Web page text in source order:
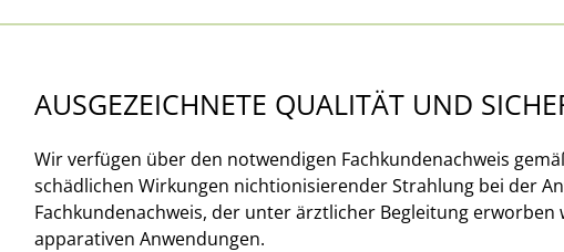
AUSGEZEICHNETE QUALITÄT UND
Wir verfügen über den notwendigen Fachkundenachweis
schädlichen Wirkungen nichtionisierender Strahlung bei der
Fachkundenachweis, der unter ärztlicher Begleitung
apparativen Anwendungen.